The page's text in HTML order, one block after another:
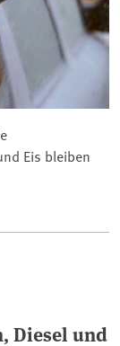
Eis bleiben
Diesel und